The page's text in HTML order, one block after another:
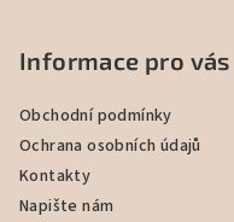
Informace pro vás
Obchodní podmínky
Ochrana osobních údajů
Kontakty
Napište nám